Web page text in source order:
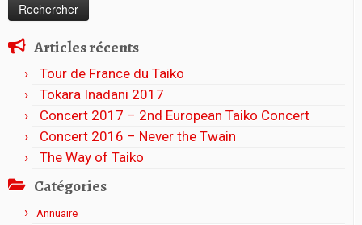
Articles récents
Tour de France du Taiko
Tokara Inadani 2017
Concert 2017 – 2nd European Taiko Concert
Concert 2016 – Never the Twain
The Way of Taiko
Catégories
Annuaire